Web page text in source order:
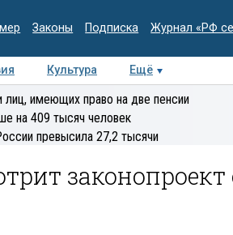
Законы Подписка Журнал «РФ
Культура
Ещё
Интервью Колумнисты
имеющих право на две пенсии
на 409 тысяч человек
превысила 27,2 тысячи
законопроект